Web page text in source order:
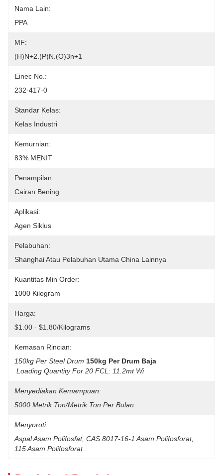
Nama Lain:
PPA
MF:
(H)n+2.(P)n.(O)3n+1
Einec No.:
232-417-0
Standar Kelas:
Kelas Industri
Kemurnian:
83% MENIT
Penampilan:
Cairan Bening
Aplikasi:
Agen Siklus
Pelabuhan:
Shanghai Atau Pelabuhan Utama China Lainnya
Kuantitas Min Order:
1000 Kilogram
Harga:
$1.00 - $1.80/Kilograms
Kemasan Rincian:
150kg Per Steel Drum 150kg Per Drum Baja
Loading Quantity For 20 FCL: 11.2mt Wi
Menyediakan Kemampuan:
5000 Metrik Ton/Metrik Ton Per Bulan
Menyoroti:
Aspal Asam Polifosfat, CAS 8017-16-1 Asam Polifosforat,
115 Asam Polifosforat